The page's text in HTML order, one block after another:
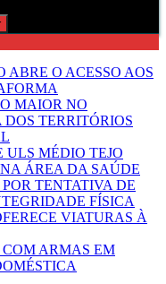
O ACESSO AOS
MAIOR NO
TERRITÓRIOS
MÉDIO TEJO
ÁREA DA SAÚDE
TENTATIVA DE
FÍSICA
VIATURAS À
ARMAS EM